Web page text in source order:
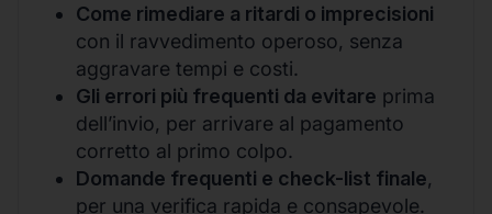
Come rimediare a ritardi o imprecisioni
con il ravvedimento operoso, senza
aggravare tempi e costi.
Gli errori più frequenti da evitare prima
dell’invio, per arrivare al pagamento
corretto al primo colpo.
Domande frequenti e check-list finale,
per una verifica rapida e consapevole.